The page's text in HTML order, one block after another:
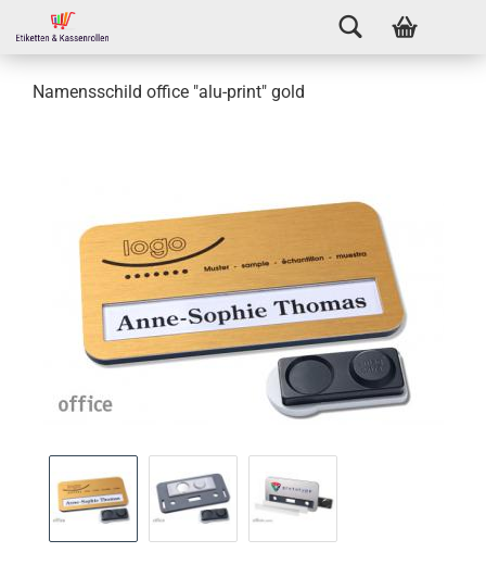
Namensschild office "alu-print" gold